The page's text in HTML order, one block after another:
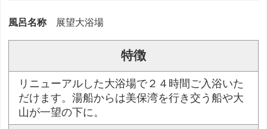
風呂名称 展望大浴場
特徴
リニューアルした大浴場で２４時間ご入浴いた
だけます。湯船からは美保湾を行き交う船や大
山が一望の下に。